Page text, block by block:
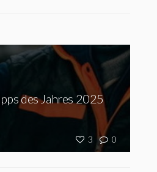
3 0
des Jahres 2025